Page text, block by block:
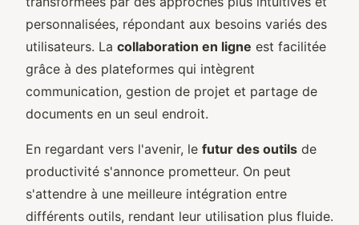
personnalisées, répondant aux besoins variés des
utilisateurs. La collaboration en ligne est facilitée
grâce à des plateformes qui intègrent
communication, gestion de projet et partage de
documents en un seul endroit.
En regardant vers l'avenir, le futur des outils de
productivité s'annonce prometteur. On peut
s'attendre à une meilleure intégration entre
différents outils, rendant leur utilisation plus fluide.